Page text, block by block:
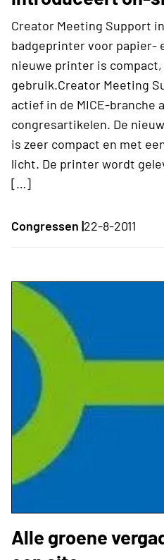
Creator Meeting Support
badgeprinter voor papier-
nieuwe printer is
gebruik.Creator Meeting
actief in de MICE-branche
congresartikelen. De
is zeer compact en met
licht. De printer wordt
[…]
Congressen |22-8-2011
Alle groene